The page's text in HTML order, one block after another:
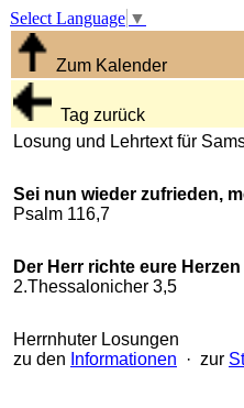
Select Language ▼
Zum Kalender
Tag zurück
Losung und Lehrtext für
Sei nun wieder zufrieden,
Psalm 116,7
Der Herr richte eure
2.Thessalonicher 3,5
Herrnhuter Losungen
zu den Informationen · zur